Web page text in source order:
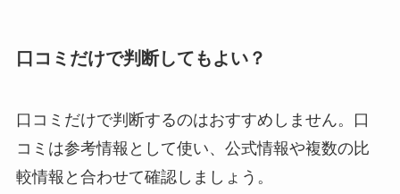
口コミだけで判断してもよい？
口コミだけで判断するのはおすすめしません。口
コミは参考情報として使い、公式情報や複数の比
較情報と合わせて確認しましょう。